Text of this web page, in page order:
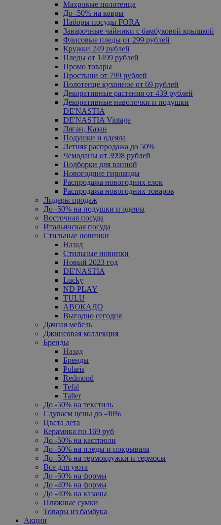
Махровые полотенца
До -50% на ковры
Наборы посуды FORA
Заварочные чайники с бамбуковой крышкой
Флисовые пледы от 299 рублей
Кружки 249 рублей
Пледы от 1499 рублей
Промо товары
Простыни от 799 рублей
Полотенце кухонное от 69 рублей
Декоративные растения от 439 рублей
Декоративные наволочки и подушки
DE'NASTIA
DE'NASTIA Vintage
Ляган, Казан
Подушки и одеяла
Летняя распродажа до 50%
Чемоданы от 3998 рублей
Подборки для ванной
Новогодние гирлянды
Распродажа новогодних елок
Распродажа новогодних товаров
Лидеры продаж
До -50% на подушки и одеяла
Восточная посуда
Итальянская посуда
Стильные новинки
Назад
Стильные новинки
Новый 2023 год
DE'NASTIA
Lucky
ND PLAY
TULU
АВОКАДО
Выгодно сегодня
Дачная мебель
Джинсовая коллекция
Бренды
Назад
Бренды
Polaris
Redmond
Tefal
Taller
До -50% на текстиль
Сдуваем цены до -40%
Цвета лета
Керамика по 169 руб
До -50% на кастрюли
До -50% на пледы и покрывала
До -50% на термокружки и термосы
Все для уюта
До -50% на формы
До -40% на формы
До -40% на казаны
Пляжные сумки
Товары из бамбука
Акции